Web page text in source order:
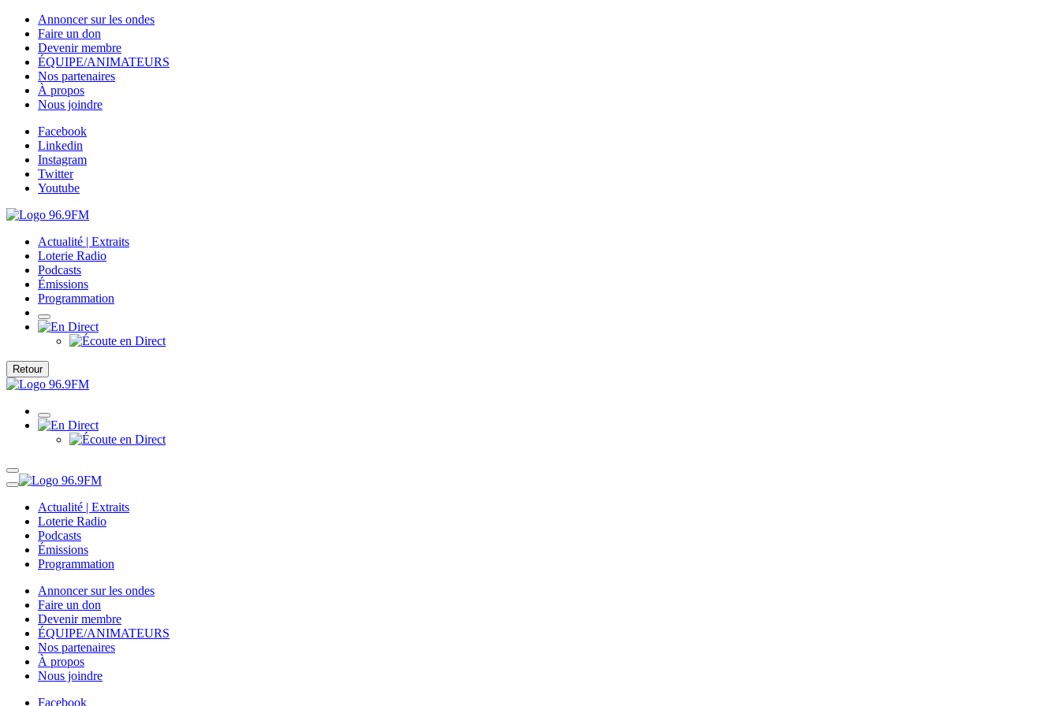
Annoncer sur les ondes
Faire un don
Devenir membre
ÉQUIPE/ANIMATEURS
Nos partenaires
À propos
Nous joindre
Facebook
Linkedin
Instagram
Twitter
Youtube
Actualité | Extraits
Loterie Radio
Podcasts
Émissions
Programmation
Retour
Actualité | Extraits
Loterie Radio
Podcasts
Émissions
Programmation
Annoncer sur les ondes
Faire un don
Devenir membre
ÉQUIPE/ANIMATEURS
Nos partenaires
À propos
Nous joindre
Facebook